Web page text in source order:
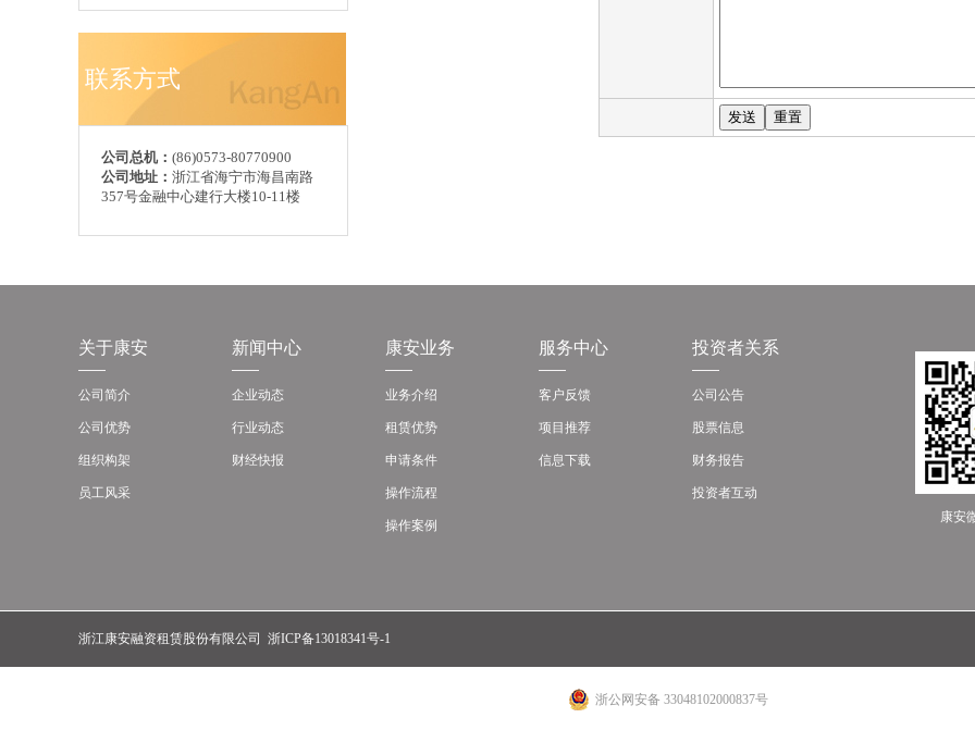
联系方式
公司总机： (86)0573-80770900
公司地址： 浙江省海宁市海昌南路
357号金融中心建行大楼10-11楼
发送 重置
关于康安
公司简介
公司优势
组织构架
员工风采
新闻中心
企业动态
行业动态
财经快报
康安业务
业务介绍
租赁优势
申请条件
操作流程
操作案例
服务中心
客户反馈
项目推荐
信息下载
投资者关系
公司公告
股票信息
财务报告
投资者互动
康安
浙江康安融资租赁股份有限公司 浙ICP备13018341号-1
浙公网安备 33048102000837号